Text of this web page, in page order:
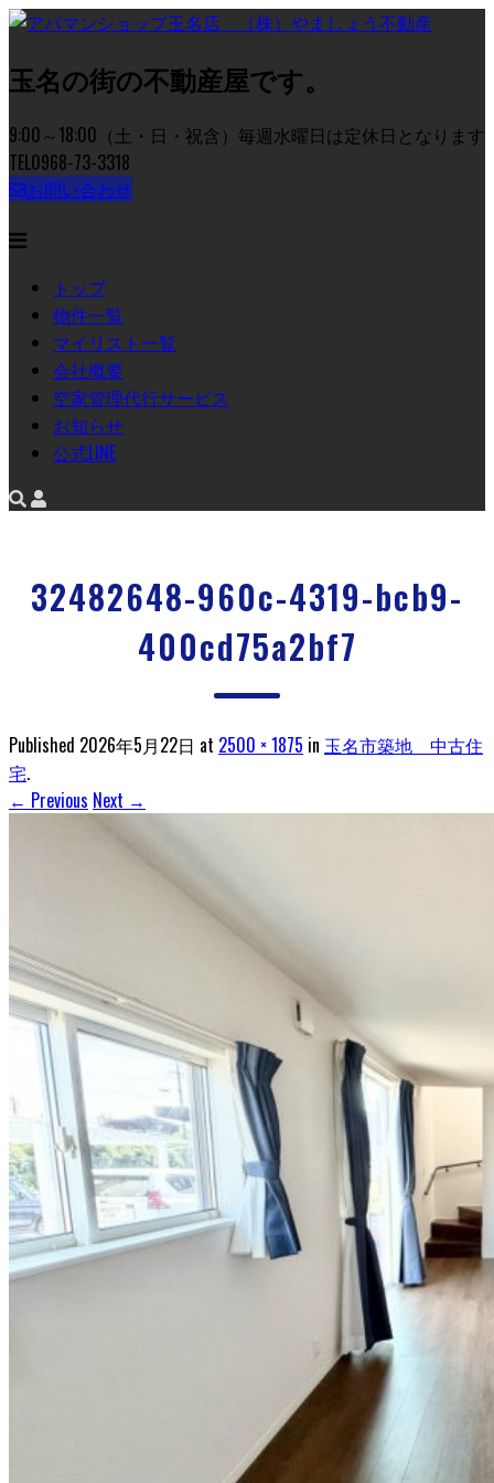
玉名の街の不動産屋です。
9:00～18:00（土・日・祝含）毎週水曜日は定休日となります
TEL0968-73-3318
お問い合わせ
トップ
物件一覧
マイリスト一覧
会社概要
空家管理代行サービス
お知らせ
公式LINE
32482648-960c-4319-bcb9-
400cd75a2bf7
Published 2026年5月22日 at 2500 × 1875 in 玉名市築地 中古住
宅.
← Previous Next →